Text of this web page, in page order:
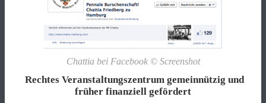
Chattia bei Facebook © Screenshot
Rechtes Veranstaltungszentrum gemeinnützig und
früher finanziell gefördert